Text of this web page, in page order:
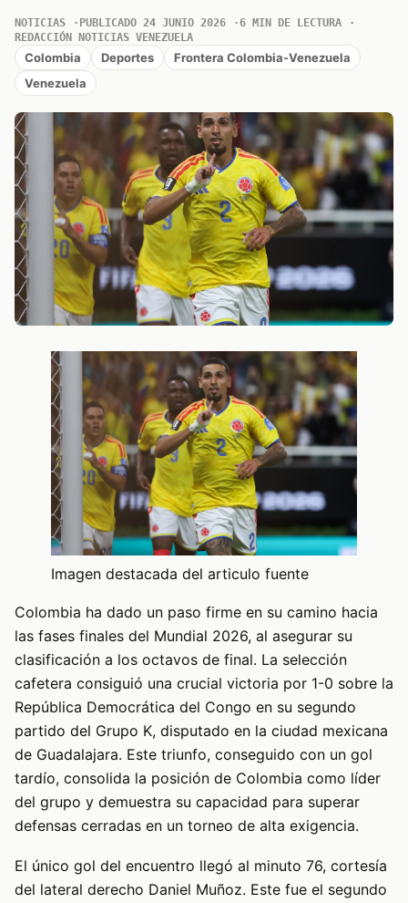
NOTICIAS PUBLICADO 24 JUNIO 2026
6 MIN DE LECTURA
REDACCIÓN NOTICIAS VENEZUELA
Colombia Deportes
Frontera Colombia-Venezuela
Venezuela
Imagen destacada del articulo fuente
Colombia ha dado un paso firme en su camino hacia
las fases finales del Mundial 2026, al asegurar su
clasificación a los octavos de final. La selección
cafetera consiguió una crucial victoria por 1-0 sobre la
República Democrática del Congo en su segundo
partido del Grupo K, disputado en la ciudad mexicana
de Guadalajara. Este triunfo, conseguido con un gol
tardío, consolida la posición de Colombia como líder
del grupo y demuestra su capacidad para superar
defensas cerradas en un torneo de alta exigencia.
El único gol del encuentro llegó al minuto 76, cortesía
del lateral derecho Daniel Muñoz. Este fue el segundo